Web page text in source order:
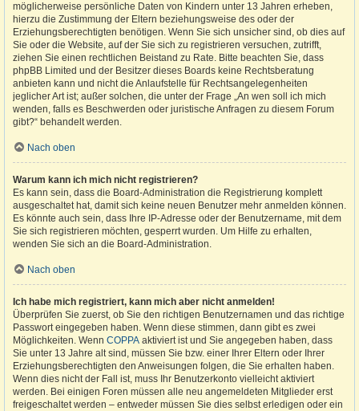
möglicherweise persönliche Daten von Kindern unter 13 Jahren erheben,
hierzu die Zustimmung der Eltern beziehungsweise des oder der
Erziehungsberechtigten benötigen. Wenn Sie sich unsicher sind, ob dies auf
Sie oder die Website, auf der Sie sich zu registrieren versuchen, zutrifft,
ziehen Sie einen rechtlichen Beistand zu Rate. Bitte beachten Sie, dass
phpBB Limited und der Besitzer dieses Boards keine Rechtsberatung
anbieten kann und nicht die Anlaufstelle für Rechtsangelegenheiten
jeglicher Art ist; außer solchen, die unter der Frage „An wen soll ich mich
wenden, falls es Beschwerden oder juristische Anfragen zu diesem Forum
gibt?“ behandelt werden.
Nach oben
Warum kann ich mich nicht registrieren?
Es kann sein, dass die Board-Administration die Registrierung komplett
ausgeschaltet hat, damit sich keine neuen Benutzer mehr anmelden können.
Es könnte auch sein, dass Ihre IP-Adresse oder der Benutzername, mit dem
Sie sich registrieren möchten, gesperrt wurden. Um Hilfe zu erhalten,
wenden Sie sich an die Board-Administration.
Nach oben
Ich habe mich registriert, kann mich aber nicht anmelden!
Überprüfen Sie zuerst, ob Sie den richtigen Benutzernamen und das richtige
Passwort eingegeben haben. Wenn diese stimmen, dann gibt es zwei
Möglichkeiten. Wenn COPPA aktiviert ist und Sie angegeben haben, dass
Sie unter 13 Jahre alt sind, müssen Sie bzw. einer Ihrer Eltern oder Ihrer
Erziehungsberechtigten den Anweisungen folgen, die Sie erhalten haben.
Wenn dies nicht der Fall ist, muss Ihr Benutzerkonto vielleicht aktiviert
werden. Bei einigen Foren müssen alle neu angemeldeten Mitglieder erst
freigeschaltet werden – entweder müssen Sie dies selbst erledigen oder ein